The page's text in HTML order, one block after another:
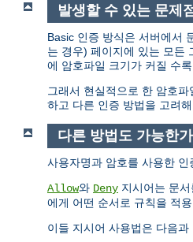
발생할 수 있는 문제점
Basic 인증 방식은 서버에서
는 경우) 페이지에 있는 모든
에 암호파일 크기가 커질 수
그래서 현실적으로 한 암호
하고 다른 인증 방법을 고려해
다른 방법도 가능한
사용자명과 암호를 사용한
Allow와 Deny 지시어는 문
에게 어떤 순서로 규칙을 적
이들 지시어 사용법은 다음과